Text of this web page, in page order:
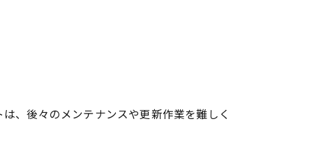
、後々のメンテナンスや更新作業を難しく